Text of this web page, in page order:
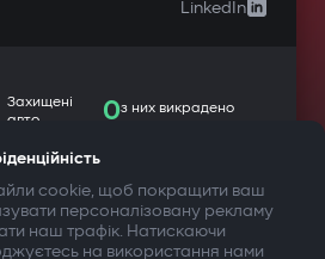
включенні
при відключенні
LinkedIn
Захищені
авто
0з них викрадено
ПЕРЕДУСІМ
cookie, щоб покращити ваш
персоналізовану рекламу
наш трафік. Натискаючи
на використання нами